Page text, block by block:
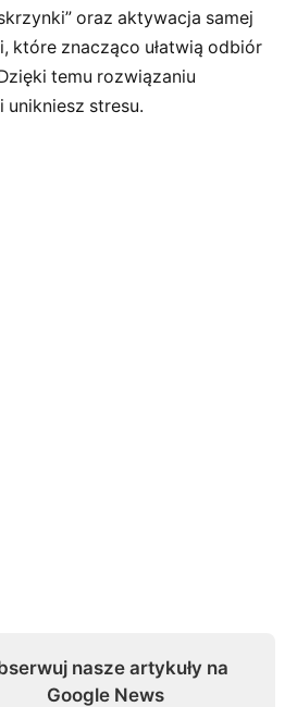
oraz aktywacja samej
które znacząco ułatwią odbiór
temu rozwiązaniu
unikniesz stresu.
nasze artykuły na
Google News